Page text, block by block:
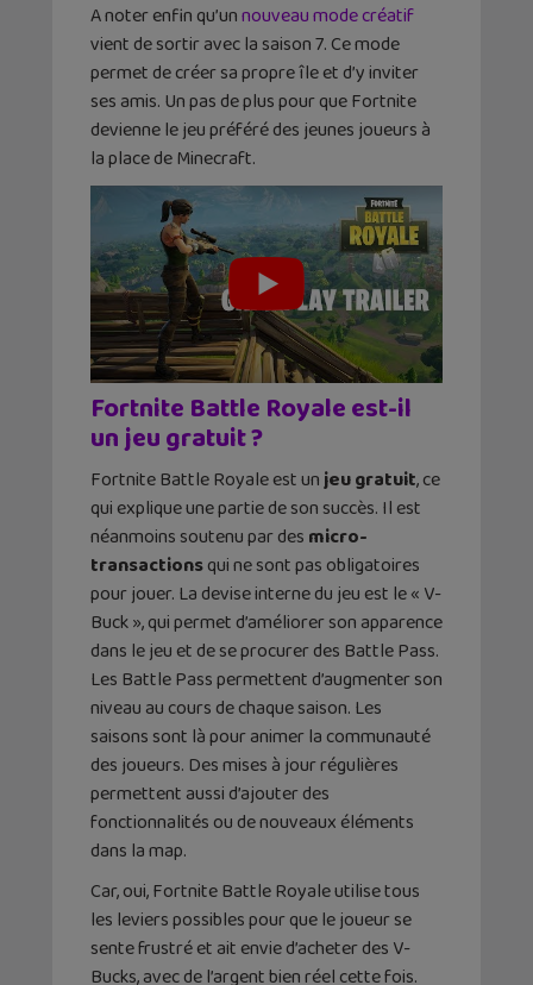
A noter enfin qu’unnouveau mode créatif
vient de sortir avec la saison 7. Ce mode
permet de créer sa propre île et d’y inviter
ses amis. Un pas de plus pour que Fortnite
devienne le jeu préféré des jeunes joueurs à
la place de Minecraft.
Fortnite Battle Royale est-il
un jeu gratuit ?
Fortnite Battle Royale est unjeu gratuit, ce
qui explique une partie de son succès. Il est
néanmoins soutenu par des micro-
transactionsqui ne sont pas obligatoires
pour jouer. La devise interne du jeu est le « V-
Buck », qui permet d’améliorer son apparence
dans le jeu et de se procurer des Battle Pass.
Les Battle Pass permettent d’augmenter son
niveau au cours de chaque saison. Les
saisons sont là pour animer la communauté
des joueurs. Des mises à jour régulières
permettent aussi d’ajouter des
fonctionnalités ou de nouveaux éléments
dans la map.
Car, oui, Fortnite Battle Royale utilise tous
les leviers possibles pour que le joueur se
sente frustré et ait envie d’acheter des V-
Bucks, avec de l’argent bien réel cette fois.